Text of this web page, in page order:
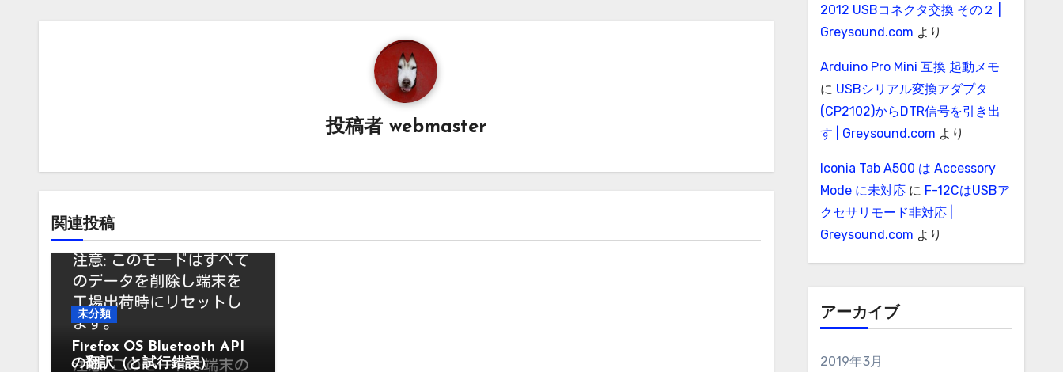
投稿者 webmaster
関連投稿
未分類
Firefox OS Bluetooth API
の翻訳（と試行錯誤）
2012 USBコネクタ交換 その２ |
Greysound.com より
Arduino Pro Mini 互換 起動メモ
に USBシリアル変換アダプタ
(CP2102)からDTR信号を引き出
す | Greysound.com より
Iconia Tab A500 は Accessory
Mode に未対応に F-12CはUSBア
クセサリモード非対応 |
Greysound.com より
アーカイブ
2019年3月